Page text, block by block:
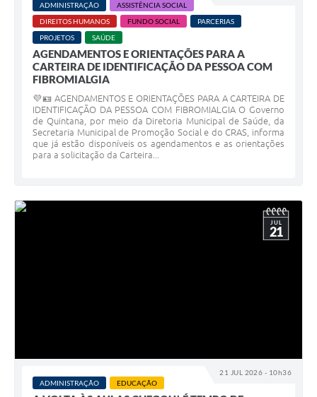
ADMINISTRAÇÃO
ASSISTÊNCIA SOCIAL
DIREITOS HUMANOS
FUNDO SOCIAL
PARCERIAS
PROJETOS
SAÚDE
AGENDAMENTOS E ORIENTAÇÕES PARA A
CARTEIRA DE IDENTIFICAÇÃO DA PESSOA COM
FIBROMIALGIA
💜🪪 AGENDAMENTOS E ORIENTAÇÕES PARA A CARTEIRA DE
IDENTIFICAÇÃO DA PESSOA COM FIBROMIALGIA O Governo
de Quintana, por meio da Diretoria Municipal de Saúde, da
Secretaria Municipal de Promoção Social e do CRAS, informa
que já estão disponíveis os agendamentos e as orientações
para a solicitação da Carteira...
21 JUL 2026 - 10h36
JUL
21
ADMINISTRAÇÃO EDUCAÇÃO